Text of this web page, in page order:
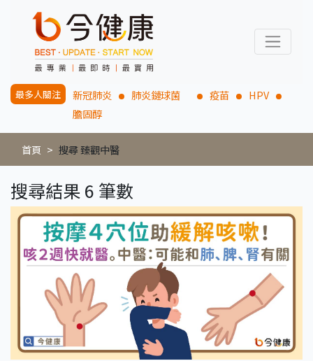
最多人關注 新冠肺炎 肺炎鏈球菌 疫苗
HPV
膽固醇
首頁 搜尋 臻觀中醫
搜尋結果 6 筆數